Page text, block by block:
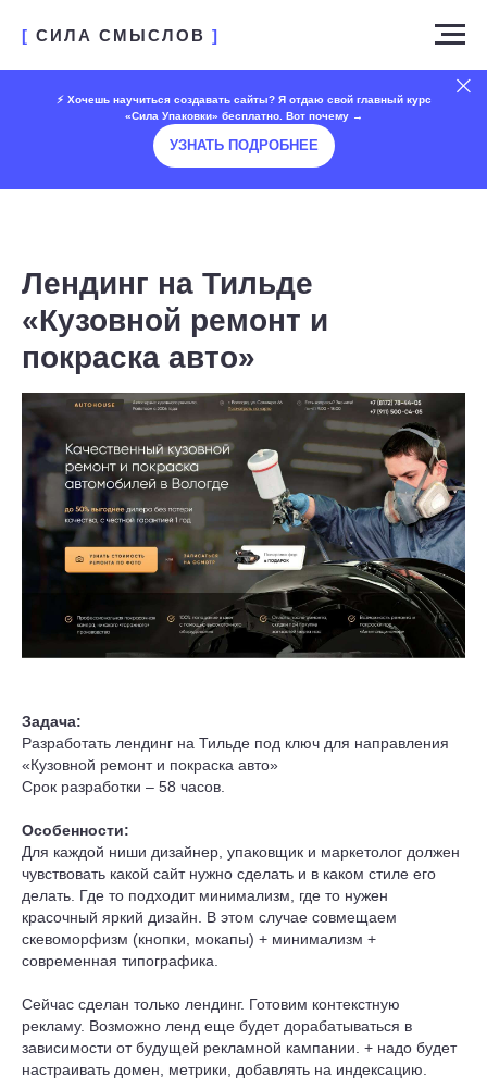
[ СИЛА СМЫСЛОВ ]
⚡️ Хочешь научиться создавать сайты? Я отдаю свой главный курс
«Сила Упаковки» бесплатно. Вот почему →
УЗНАТЬ ПОДРОБНЕЕ
Лендинг на Тильде
«Кузовной ремонт и
покраска авто»
Задача:
Разработать лендинг на Тильде под ключ для направления
«Кузовной ремонт и покраска авто»
Срок разработки – 58 часов.
Особенности:
Для каждой ниши дизайнер, упаковщик и маркетолог должен
чувствовать какой сайт нужно сделать и в каком стиле его
делать. Где то подходит минимализм, где то нужен
красочный яркий дизайн. В этом случае совмещаем
скевоморфизм (кнопки, мокапы) + минимализм +
современная типографика.
Сейчас сделан только лендинг. Готовим контекстную
рекламу. Возможно ленд еще будет дорабатываться в
зависимости от будущей рекламной кампании. + надо будет
настраивать домен, метрики, добавлять на индексацию.